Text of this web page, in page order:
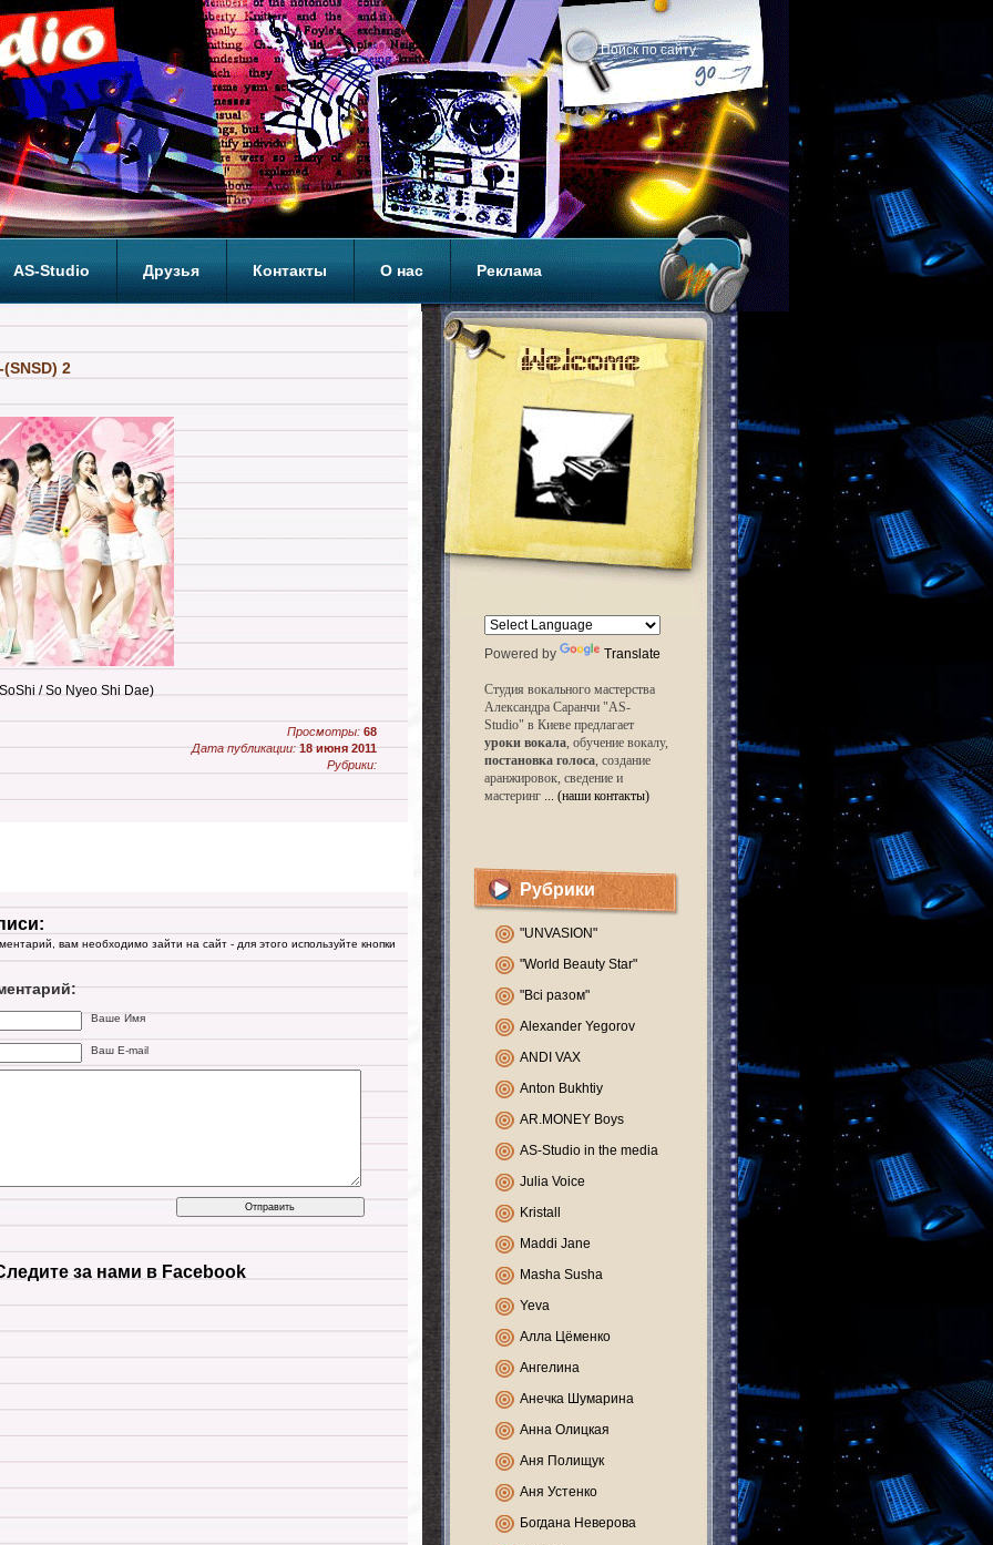
AS-Studio Друзья Контакты О нас Реклама
2
/ So Nyeo Shi Dae)
Просмотры: 68
Дата публикации: 18 июня 2011
Рубрики:
вам необходимо зайти на сайт - для этого используйте кнопки
Ваше Имя
Ваш E-mail
за нами в Facebook
Powered by Translate
Студия вокального мастерства
Александра Саранчи "AS-
Studio" в Киеве предлагает
уроки вокала, обучение вокалу,
постановка голоса, создание
аранжировок, сведение и
мастеринг ... (наши контакты)
Рубрики
"UNVASION"
"World Beauty Star"
"Всі разом"
Alexander Yegorov
ANDI VAX
Anton Bukhtiy
AR.MONEY Boys
AS-Studio in the media
Julia Voice
Kristall
Maddi Jane
Masha Susha
Yeva
Алла Цёменко
Ангелина
Анечка Шумарина
Анна Олицкая
Аня Полищук
Аня Устенко
Богдана Неверова